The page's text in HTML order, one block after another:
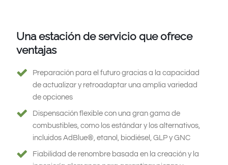
Una estación de servicio que ofrece
ventajas
Preparación para el futuro gracias a la capacidad
de actualizar y retroadaptar una amplia variedad
de opciones
Dispensación flexible con una gran gama de
combustibles, como los estándar y los alternativos,
incluidos AdBlue®, etanol, biodiésel, GLP y GNC
Fiabilidad de renombre basada en la creación y la